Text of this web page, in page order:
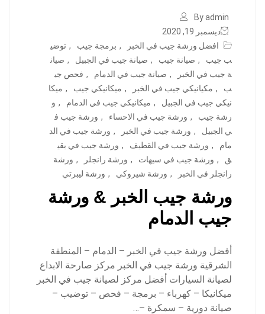
By admin
ديسمبر 19, 2020
افضل ورشة جيب في الخبر
, برمجة جيب , توضي
ب جيب
, صيانة جيب , صيانة جيب في الجبيل , صيان
ة جيب في الخبر
, صيانة جيب في الدمام , فحص جي
ب
, مكيانيكي جيب في الخبر , ميكانيكي جيب , ميكا
نيكي جيب في الجبيل
, ميكانيكي جيب في الدمام , و
رشة جيب
, ورشة جيب في الاحساء , ورشة جيب ف
ي الجبيل
, ورشة جيب في الخبر , ورشة جيب في الد
مام
, ورشة جيب في القطيف , ورشة جيب في بقي
ق
, ورشة جيب في سيهات , ورشة رانجلر , ورشة
رانجلر في الخبر
, ورشة شيروكي , ورشة ليبرتي
ورشة جيب الخبر & ورشة
جيب الدمام
أفضل ورشة جيب في الخبر – الدمام – المنطقة
الشرقية ورشة جيب في الخبر مركز صارحة الابداع
لصيانة السيارات أفضل مركز لصيانة جيب في الخبر
ميكانيكا – كهرباء – برمجة – فحص – توضيب –
صيانة دورية – سمكرة –…